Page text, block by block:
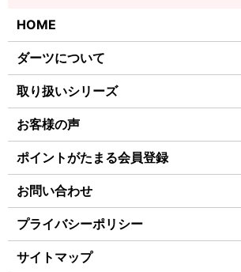
HOME
ダーツについて
取り扱いシリーズ
お客様の声
ポイントがたまる会員登録
お問い合わせ
プライバシーポリシー
サイトマップ